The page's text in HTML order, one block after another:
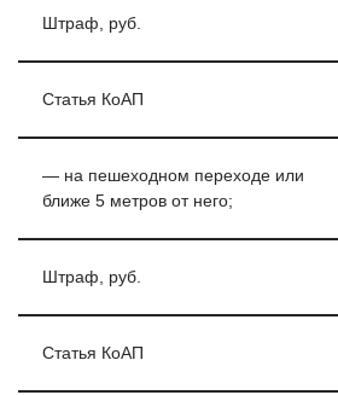
Штраф, руб.
Статья КоАП
— на пешеходном переходе или
ближе 5 метров от него;
Штраф, руб.
Статья КоАП